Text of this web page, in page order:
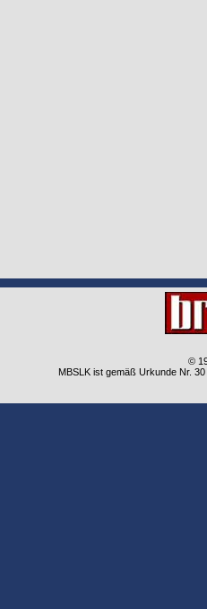
©
MBSLK ist gemäß Urkunde Nr.